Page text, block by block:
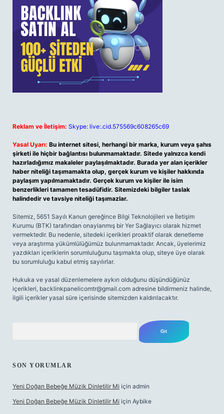
Reklam ve İletişim: Skype: live:.cid.575569c608265c69
Yasal Uyarı: Bu internet sitesi, herhangi bir marka, kurum veya şahıs
şirketi ile hiçbir bağlantısı bulunmamaktadır. Sitede yalnızca kendi
hazırladığımız makaleler paylaşılmaktadır. Burada yer alan içerikler
haber niteliği taşımamakta olup, gerçek kurum ve kişiler hakkında
paylaşım yapılmamaktadır. Gerçek kurum ve kişiler ile isim
benzerlikleri tamamen tesadüfidir. Sitemizdeki bilgiler taslak
halindedir ve tavsiye niteliği taşımazlar.
Sitemiz, 5651 Sayılı Kanun gereğince Bilgi Teknolojileri ve İletişim
Kurumu (BTK) tarafından onaylanmış bir Yer Sağlayıcı olarak hizmet
vermektedir. Bu nedenle, sitedeki içerikleri proaktif olarak denetleme
veya araştırma yükümlülüğümüz bulunmamaktadır. Ancak, üyelerimiz
yazdıkları içeriklerin sorumluluğunu taşımakta olup, siteye üye olarak
bu sorumluluğu kabul etmiş sayılırlar.
Hukuka ve yasal düzenlemelere aykırı olduğunu düşündüğünüz
içerikleri, backlinkpanelicomtr@gmail.com adresine bildirmeniz halinde,
ilgili içerikler yasal süre içerisinde sitemizden kaldırılacaktır.
SON YORUMLAR
Yeni Doğan Bebeğe Müzik Dinletilir Mi için admin
Yeni Doğan Bebeğe Müzik Dinletilir Mi için Aybike